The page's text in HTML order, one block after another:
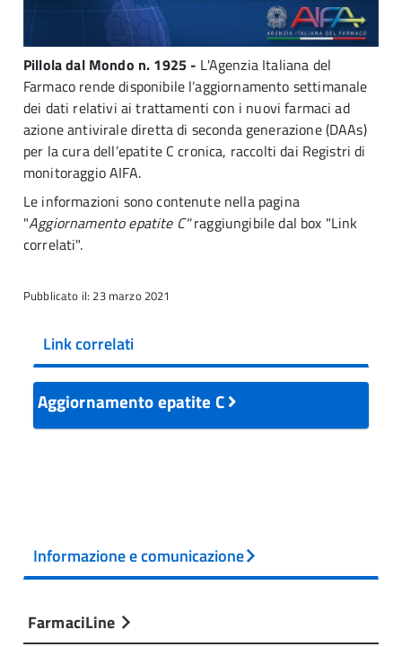
Pillola dal Mondo n. 1925 - L'Agenzia Italiana del
Farmaco rende disponibile l’aggiornamento settimanale
dei dati relativi ai trattamenti con i nuovi farmaci ad
azione antivirale diretta di seconda generazione (DAAs)
per la cura dell’epatite C cronica, raccolti dai Registri di
monitoraggio AIFA.
Le informazioni sono contenute nella pagina
"Aggiornamento epatite C"raggiungibile dal box "Link
correlati".
Pubblicato il: 23 marzo 2021
Link correlati
Aggiornamento epatite C
Informazione e comunicazione
FarmaciLine